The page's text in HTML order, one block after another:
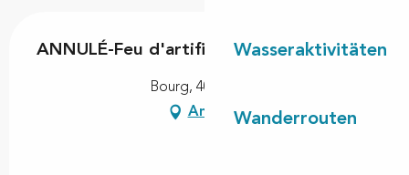
Wasseraktivitäten
Wanderrouten
ANNULÉ-Feu d'artifice
Bourg, 40170 Uza
Anfahrt